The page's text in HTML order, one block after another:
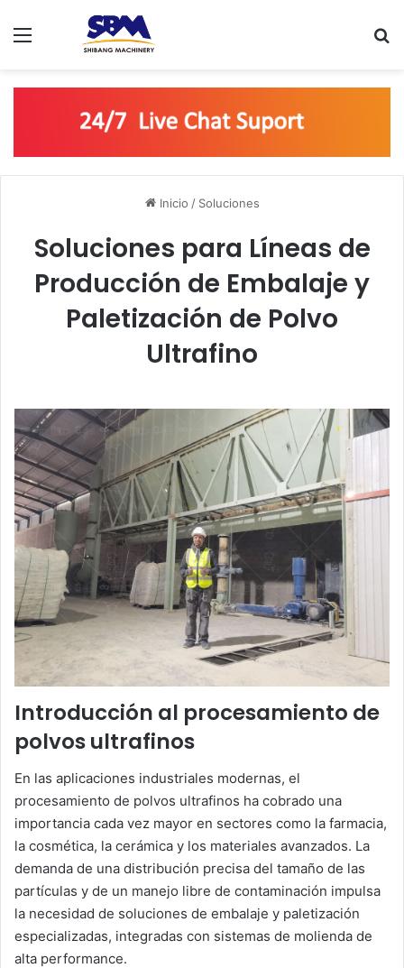
Inicio / Soluciones
Soluciones para Líneas de
Producción de Embalaje y
Paletización de Polvo
Ultrafino
Introducción al procesamiento de
polvos ultrafinos
En las aplicaciones industriales modernas, el
procesamiento de polvos ultrafinos ha cobrado una
importancia cada vez mayor en sectores como la farmacia,
la cosmética, la cerámica y los materiales avanzados. La
demanda de una distribución precisa del tamaño de las
partículas y de un manejo libre de contaminación impulsa
la necesidad de soluciones de embalaje y paletización
especializadas, integradas con sistemas de molienda de
alta performance.